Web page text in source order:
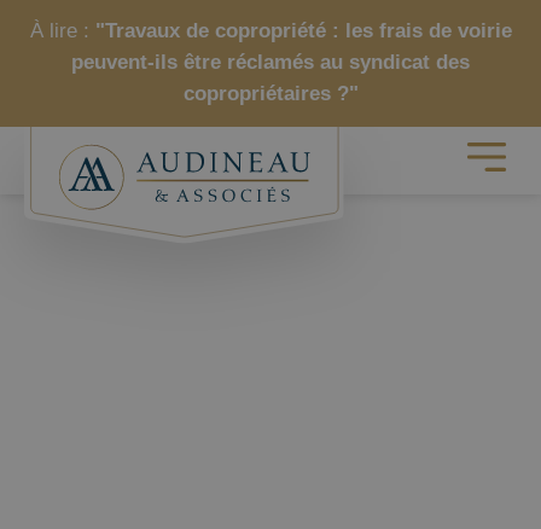
À lire : "Travaux de copropriété : les frais de voirie
peuvent-ils être réclamés au syndicat des
copropriétaires ?"